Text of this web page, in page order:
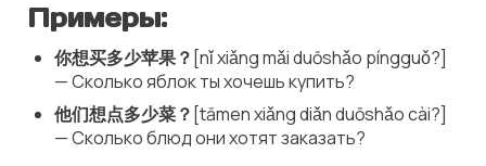
Примеры:
你想买多少苹果？ [nǐ xiǎng mǎi duōshǎo píngguǒ?]
— Сколько яблок ты хочешь купить?
他们想点多少菜？ [tāmen xiǎng diǎn duōshǎo cài?]
— Сколько блюд они хотят заказать?